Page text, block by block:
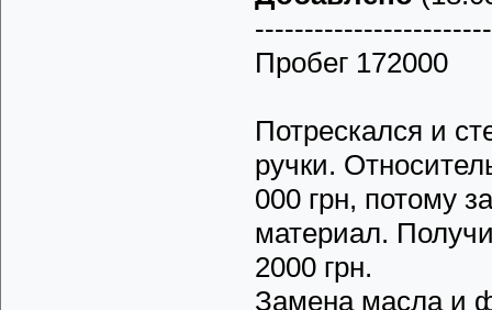
Пробег 172000
Потрескался и
ручки.
000 грн, потому
материал.
2000 грн.
Замена масла и